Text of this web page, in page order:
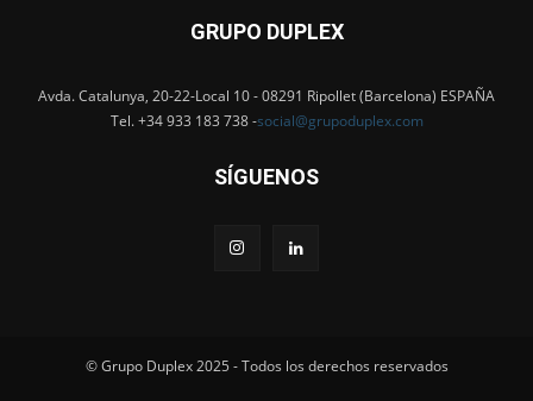
GRUPO DUPLEX
Avda. Catalunya, 20-22-Local 10 - 08291 Ripollet (Barcelona) ESPAÑA
Tel. +34 933 183 738 -social@grupoduplex.com
SÍGUENOS
© Grupo Duplex 2025 - Todos los derechos reservados